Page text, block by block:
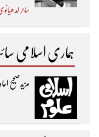
ساحر
ہماری اسلامی
مزیدصحیح